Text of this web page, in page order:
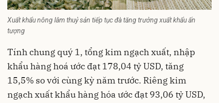
Xuất khẩu nông lâm thuỷ sản tiếp tục đà tăng trưởng xuất khẩu ấn
tượng
Tính chung quý 1, tổng kim ngạch xuất, nhập
khẩu hàng hoá ước đạt 178,04 tỷ USD, tăng
15,5% so với cùng kỳ năm trước. Riêng kim
ngạch xuất khẩu hàng hóa ước đạt 93,06 tỷ USD,